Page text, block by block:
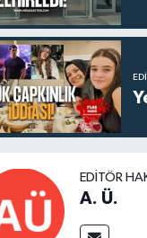
EDITÖR
A. Ü.